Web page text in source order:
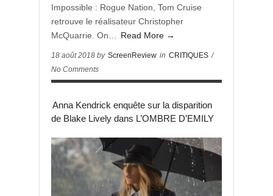
Impossible : Rogue Nation, Tom Cruise
retrouve le réalisateur Christopher
McQuarrie. On…
Read More →
18 août 2018 by ScreenReview in CRITIQUES /
No Comments
Anna Kendrick enquête sur la disparition
de Blake Lively dans L’OMBRE D’EMILY